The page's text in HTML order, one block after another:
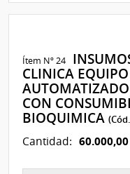
Ítem Nº 24
CLINICA
CON
BIOQUIMICA
Cantidad: